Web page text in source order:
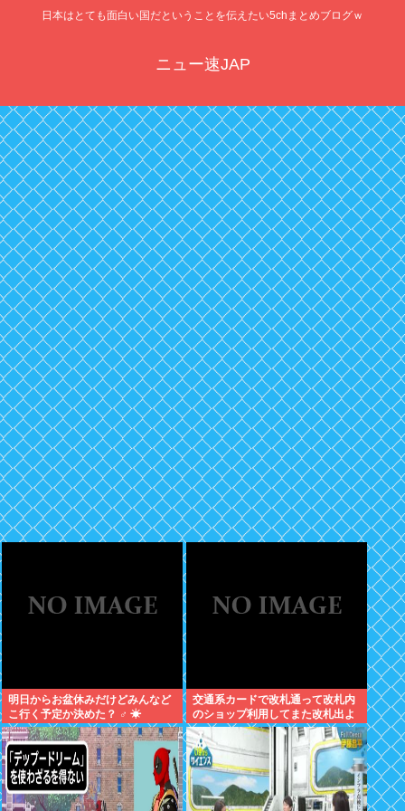
日本はとても面白い国だということを伝えたい5chまとめブログｗ
ニュー速JAP
明日からお盆休みだけどみんなど
こ行く予定か決めた？ ‍♂ ☀
交通系カードで改札通って改札内
のショップ利用してまた改札出よ
うとしたら出られなくてワロタ